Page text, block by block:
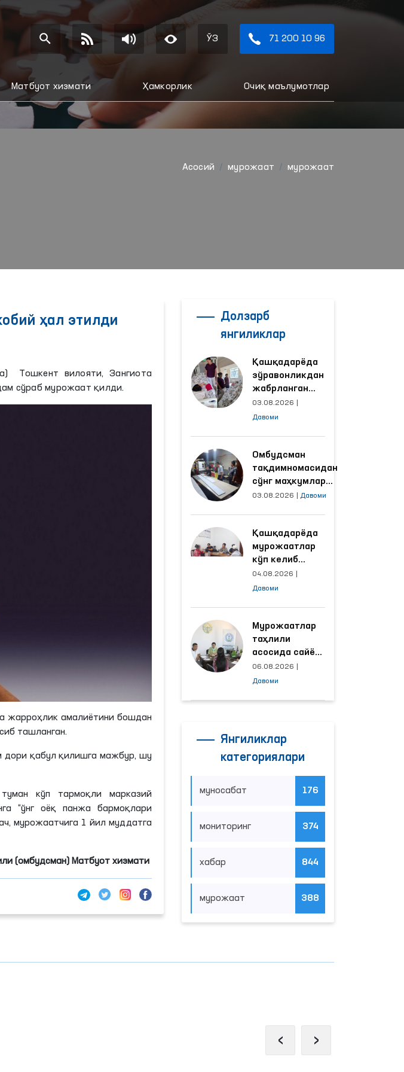
ЎЗ 71 200 10 96
Матбуот хизмати Ҳамкорлик Очиқ маълумотлар
Aсосий мурожаат мурожаат
ҳал этилди
Тошкент вилояти, Зангиота
сўраб мурожаат қилди.
жарроҳлик амалиётини бошдан
ташланган.
дори қабул қилишга мажбур, шу
кўп тармоқли марказий
“ўнг оёқ панжа бармоқлари
, мурожаатчига 1 йил муддатга
(омбудсман) Матбуот хизмати
Долзарб
янгиликлар
Қашқадарёда
зўравонликдан
жабрланган
аёлнинг ҳолати
Омбудсман
03.08.2026
Давоми
Омбудсман
тақдимномасидан
сўнг маҳкумлар
меҳнат қилаётган
яхшиланди
03.08.2026 Давоми
Қашқадарёда
мурожаатлар
кўп келиб
тушаётган
ҳудудлар
ишлаш йўлга
қўйилди
04.08.2026
Давоми
Мурожаатлар
таҳлили
асосида сайёр
қабул
ўтказиладиган
06.08.2026
Давоми
Янгиликлар
категориялари
муносабат 176
мониторинг 374
хабар 844
мурожаат 388
‹ ›